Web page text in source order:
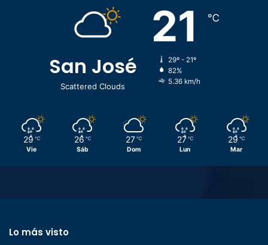
San José
Scattered Clouds
21 ℃
29º - 21º
82%
5.36 km/h
29 ℃
Vie
26 ℃
Sáb
27 ℃
Dom
27 ℃
Lun
29 ℃
Mar
Lo más visto